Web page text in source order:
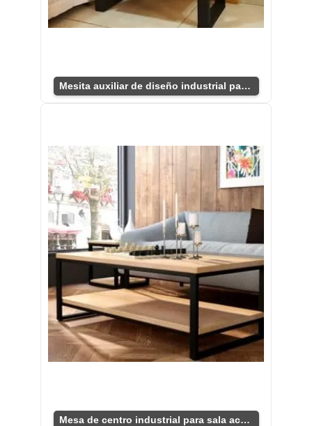
Mesita auxiliar de diseño industrial para sala
Mesa de centro industrial para sala acogedora